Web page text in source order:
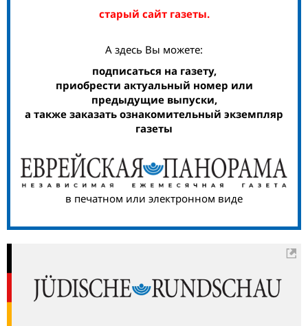
старый сайт газеты.
А здесь Вы можете:
подписаться на газету,
приобрести актуальный номер или
предыдущие выпуски,
а также заказать ознакомительный экземпляр
газеты
в печатном или электронном виде